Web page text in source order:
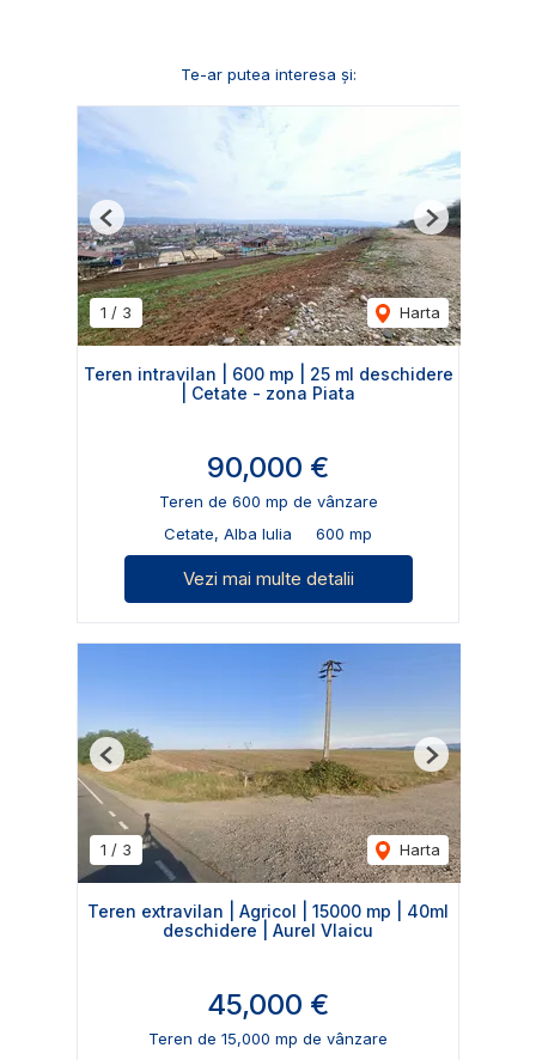
Te-ar putea interesa și:
1 / 3 Harta
Previous Next
Teren intravilan | 600 mp | 25 ml deschidere
| Cetate - zona Piata
90,000 €
Teren de 600 mp de vânzare
Cetate, Alba Iulia
600 mp
Vezi mai multe detalii
1 / 3 Harta
Previous Next
Teren extravilan | Agricol | 15000 mp | 40ml
deschidere | Aurel Vlaicu
45,000 €
Teren de 15,000 mp de vânzare